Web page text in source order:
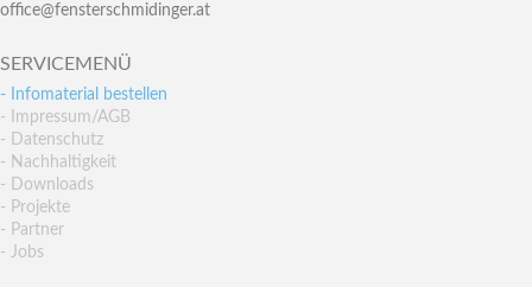
office@fensterschmidinger.at
SERVICEMENÜ
- Infomaterial bestellen
- Impressum/AGB
- Datenschutz
- Nachhaltigkeit
- Downloads
- Projekte
- Partner
- Jobs